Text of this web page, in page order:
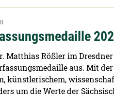
Matthias Rößler im
aus. Mit
künstlerischem,
um die Werte der